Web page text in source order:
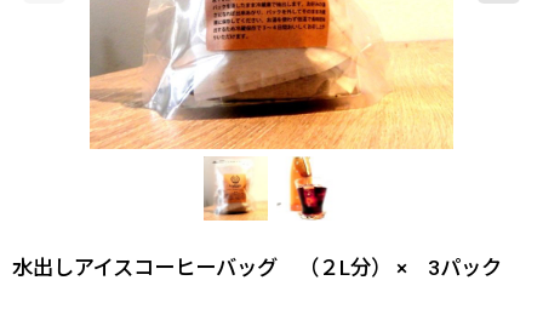
水出しアイスコーヒーバッグ （２L分） × 3パック